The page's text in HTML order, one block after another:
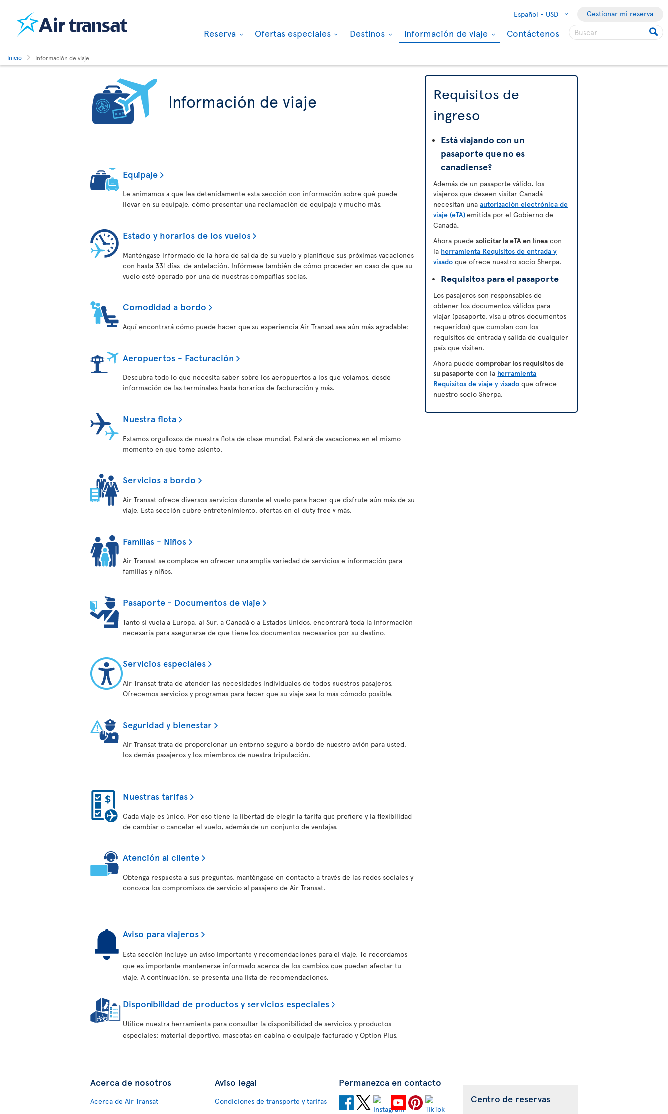
Español - USD Gestionar mi reserva
Reserva Ofertas especiales Destinos Información de viaje Contáctenos
Inicio Información de viaje
Información de viaje
Equipaje
Le animamos a que lea detenidamente esta sección con información sobre qué puede
llevar en su equipaje, cómo presentar una reclamación de equipaje y mucho más.
Estado y horarios de los vuelos
Manténgase informado de la hora de salida de su vuelo y planifique sus próximas vacaciones
con hasta 331 días de antelación. Infórmese también de cómo proceder en caso de que su
vuelo esté operado por una de nuestras compañías socias.
Comodidad a bordo
Aquí encontrará cómo puede hacer que su experiencia Air Transat sea aún más agradable:
Aeropuertos - Facturación
Descubra todo lo que necesita saber sobre los aeropuertos a los que volamos, desde
información de las terminales hasta horarios de facturación y más.
Nuestra flota
Estamos orgullosos de nuestra flota de clase mundial. Estará de vacaciones en el mismo
momento en que tome asiento.
Servicios a bordo
Air Transat ofrece diversos servicios durante el vuelo para hacer que disfrute aún más de su
viaje. Esta sección cubre entretenimiento, ofertas en el duty free y más.
Familias - Niños
Air Transat se complace en ofrecer una amplia variedad de servicios e información para
familias y niños.
Pasaporte - Documentos de viaje
Tanto si vuela a Europa, al Sur, a Canadá o a Estados Unidos, encontrará toda la información
necesaria para asegurarse de que tiene los documentos necesarios por su destino.
Servicios especiales
Air Transat trata de atender las necesidades individuales de todos nuestros pasajeros.
Ofrecemos servicios y programas para hacer que su viaje sea lo más cómodo posible.
Seguridad y bienestar
Air Transat trata de proporcionar un entorno seguro a bordo de nuestro avión para usted,
los demás pasajeros y los miembros de nuestra tripulación.
Nuestras tarifas
Cada viaje es único. Por eso tiene la libertad de elegir la tarifa que prefiere y la flexibilidad
de cambiar o cancelar el vuelo, además de un conjunto de ventajas.
Atención al cliente
Obtenga respuesta a sus preguntas, manténgase en contacto a través de las redes sociales y
conozca los compromisos de servicio al pasajero de Air Transat.
Aviso para viajeros
Esta sección incluye un aviso importante y recomendaciones para el viaje. Te recordamos
que es importante mantenerse informado acerca de los cambios que puedan afectar tu
viaje. A continuación, se presenta una lista de recomendaciones.
Disponibilidad de productos y servicios especiales
Utilice nuestra herramienta para consultar la disponibilidad de servicios y productos
especiales: material deportivo, mascotas en cabina o equipaje facturado y Option Plus.
Requisitos de
ingreso
Está viajando con un
pasaporte que no es
canadiense?
Además de un pasaporte válido, los
viajeros que deseen visitar Canadá
necesitan unaautorización electrónica de
viaje (eTA)emitida por el Gobierno de
Canadá.
Ahora puedesolicitar la eTA en línea con
la herramienta Requisitos de entrada y
visado que ofrece nuestro socio Sherpa.
Requisitos para el pasaporte
Los pasajeros son responsables de
obtener los documentos válidos para
viajar (pasaporte, visa u otros documentos
requeridos) que cumplan con los
requisitos de entrada y salida de cualquier
país que visiten.
Ahora puedecomprobar los requisitos de
su pasaporte con la herramienta
Requisitos de viaje y visado que ofrece
nuestro socio Sherpa.
Acerca de nosotros
Acerca de Air Transat
Aviso legal
Condiciones de transporte y tarifas
Permanezca en contacto
Centro de reservas